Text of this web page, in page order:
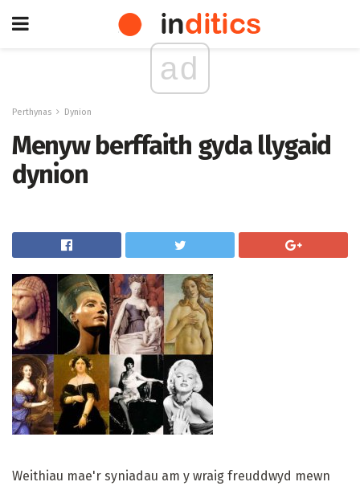
ad
Perthynas Dynion
Menyw berffaith gyda llygaid
dynion
Weithiau mae'r syniadau am y wraig freuddwyd mewn